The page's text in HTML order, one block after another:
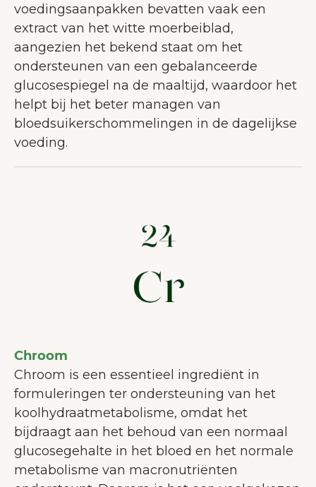
voedingsaanpakken bevatten vaak een
extract van het witte moerbeiblad,
aangezien het bekend staat om het
ondersteunen van een gebalanceerde
glucosespiegel na de maaltijd, waardoor het
helpt bij het beter managen van
bloedsuikerschommelingen in de dagelijkse
voeding.
Chroom
Chroom is een essentieel ingrediënt in
formuleringen ter ondersteuning van het
koolhydraatmetabolisme, omdat het
bijdraagt aan het behoud van een normaal
glucosegehalte in het bloed en het normale
metabolisme van macronutriënten
WELKOM BIJ JUNAIU.
Op onze website gebruiken wij
cookies die ons helpen de